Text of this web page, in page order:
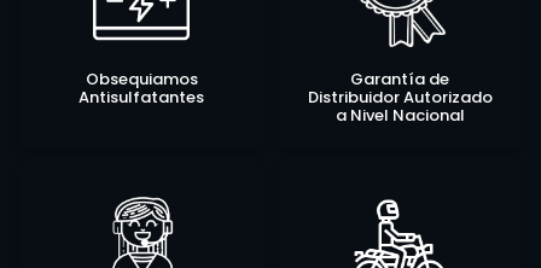
Obsequiamos
Antisulfatantes
Garantía de
Distribuidor Autorizado
a Nivel Nacional